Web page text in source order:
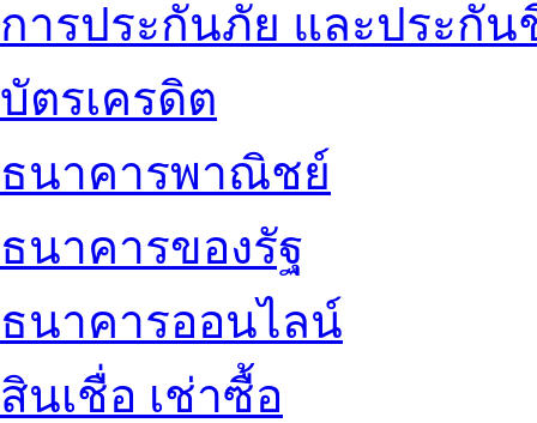
การประกันภัย และประกัน
บัตรเครดิต
ธนาคารพาณิชย์
ธนาคารของรัฐ
ธนาคารออนไลน์
สินเชื่อ เช่าซื้อ